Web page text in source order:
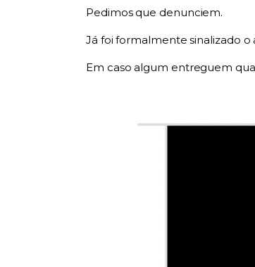
Pedimos que denunciem.
Já foi formalmente sinalizado
Em caso algum entreguem